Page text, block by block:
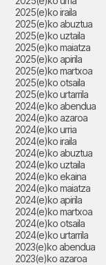
2025(e)ko iraila
2025(e)ko abuztua
2025(e)ko uztaila
2025(e)ko maiatza
2025(e)ko apirila
2025(e)ko martxoa
2025(e)ko otsaila
2025(e)ko urtarrila
2024(e)ko abendua
2024(e)ko azaroa
2024(e)ko urria
2024(e)ko iraila
2024(e)ko abuztua
2024(e)ko uztaila
2024(e)ko ekaina
2024(e)ko maiatza
2024(e)ko apirila
2024(e)ko martxoa
2024(e)ko otsaila
2024(e)ko urtarrila
2023(e)ko abendua
2023(e)ko azaroa